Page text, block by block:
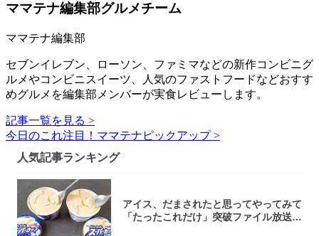
ママテナ編集部グルメチーム
ママテナ編集部
セブンイレブン、ローソン、ファミマなどの新作コンビニグ
ルメやコンビニスイーツ、人気のファストフードなどおすす
めグルメを編集部メンバーが実食レビューします。
記事一覧を見る >
今日のこれ注目！ママテナピックアップ >
人気記事ランキング
アイス、だまされたと思ってやってみて
「たったこれだけ」突破ファイル放送で